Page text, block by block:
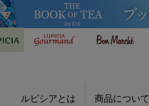
ルピシアとは 商品について